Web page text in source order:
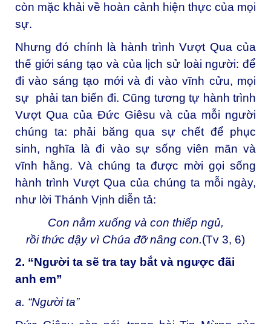
còn mặc khải về hoàn cảnh hiện thực của mọi
sự.
Nhưng đó chính là hành trình Vượt Qua của
thế giới sáng tạo và của lịch sử loài người: để
đi vào sáng tạo mới và đi vào vĩnh cửu, mọi
sự phải tan biến đi. Cũng tương tự hành trình
Vượt Qua của Đức Giêsu và của mỗi người
chúng ta: phải băng qua sự chết để phục
sinh, nghĩa là đi vào sự sống viên mãn và
vĩnh hằng. Và chúng ta được mời gọi sống
hành trình Vượt Qua của chúng ta mỗi ngày,
như lời Thánh Vịnh diễn tả:
Con nằm xuống và con thiếp ngủ,
rồi thức dậy vì Chúa đỡ nâng con.(Tv 3, 6)
2. “Người ta sẽ tra tay bắt và ngược đãi
anh em”
a. “Người ta”